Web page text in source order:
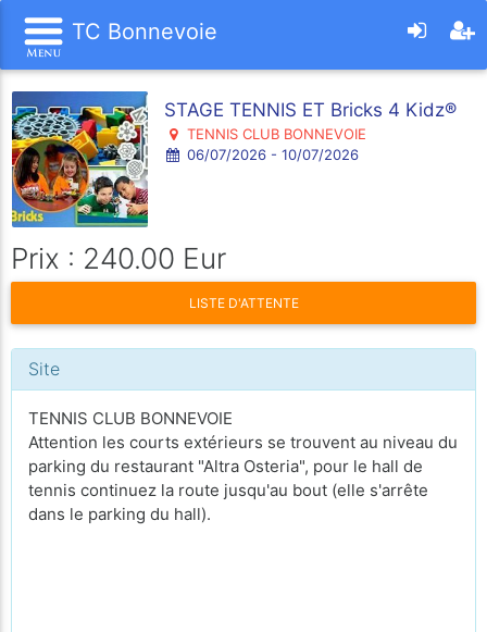
TC Bonnevoie
STAGE TENNIS ET Bricks 4 Kidz®
TENNIS CLUB BONNEVOIE
06/07/2026 - 10/07/2026
Prix : 240.00 Eur
LISTE D'ATTENTE
Site
TENNIS CLUB BONNEVOIE
Attention les courts extérieurs se trouvent au niveau du
parking du restaurant "Altra Osteria", pour le hall de
tennis continuez la route jusqu'au bout (elle s'arrête
dans le parking du hall).